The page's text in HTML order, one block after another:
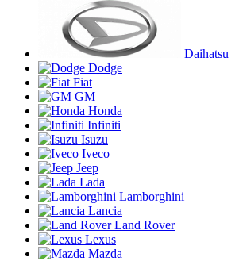
Daihatsu
Dodge
Fiat
GM
Honda
Infiniti
Isuzu
Iveco
Jeep
Lada
Lamborghini
Lancia
Land Rover
Lexus
Mazda